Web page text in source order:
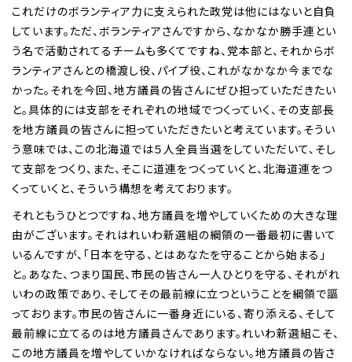
これだけのボランティア力に支えられた政党は他にはないと自負
しています。ただ、ボランティアさんですから、なかなか勝手連とい
う名で活動されてるチームも多くてですね、党本部と、それからボ
ランティアさんとの橋渡し役、パイプ役、これがなかなか今までな
かった。それを今回、地方議員の皆さんにぜひ担っていただきたい
と。具体的には支部をそれぞれの地域でつくっていく、その支部長
を地方議員の皆さんに担っていただきたいと考えています。そうい
う意味では、この北海道では５人全員当選をしていただいて、そし
て支部をつくり、また、そこに道連をつくっていくと、北海道連をつ
くっていくと、そういう構想を考えております。
それともうひとつですね、地方議員を増やしていくための大きな理
由がございます。それはれいわ新選組の綱領の一番最初に書いて
いるんですが、「日本を守る、とはあなたを守ることから始まる」
と。あなた、つまり国民、市民の皆さん一人ひとりを守る、それがれ
いわの政策であり、そしてその最前線に立つということを綱領で謳
っております。市民の皆さんに一番身近にいる、寄り添える、そして
最前線に立てるのは地方議員さんであります。れいわ新選組こそ、
この地方議員を増やしていかなければならない。地方議員の皆さ